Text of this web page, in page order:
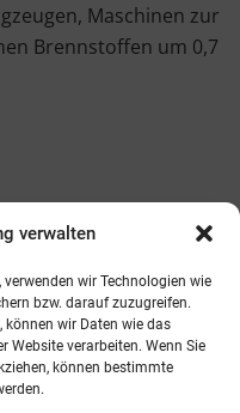
verwalten
wir Technologien wie
bzw. darauf zuzugreifen.
können wir Daten wie das
Website verarbeiten. Wenn Sie
können bestimmte
Maschinen zur
Brennstoffen um 0,7
Cookie-Richtlinie (EU)